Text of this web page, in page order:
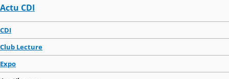
Actu CDI
CDI
Club Lecture
Expo